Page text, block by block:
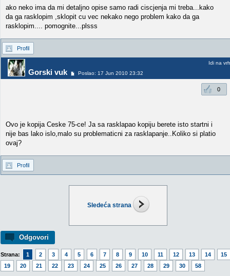
Sledeća strana
Odgovori
Strana: 1 2 3 4 5 6 7 8 9 10 11 12 13 14
15
19
20 21 22 23 24 25 26 27 28 29 30 58
ako neko ima da mi detaljno opise samo radi ciscjenja mi treba...kako
da ga rasklopim ,sklopit cu vec nekako nego problem kako da ga
rasklopim.... pomognite...plsss
Profil
Gorski vuk Poslao: 17 Jun 2010 23:32
Idi na vrh
0
Ovo je kopija Ceske 75-ce! Ja sa rasklapao kopiju berete isto startni i
nije bas lako islo,malo su problematicni za rasklapanje..Koliko si platio
ovaj?
Profil